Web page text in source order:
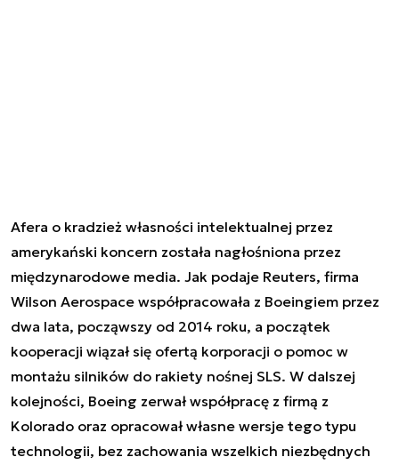
Afera o kradzież własności intelektualnej przez
amerykański koncern została nagłośniona przez
międzynarodowe media. Jak podaje Reuters, firma
Wilson Aerospace współpracowała z Boeingiem przez
dwa lata, począwszy od 2014 roku, a początek
kooperacji wiązał się ofertą korporacji o pomoc w
montażu silników do rakiety nośnej SLS. W dalszej
kolejności, Boeing zerwał współpracę z firmą z
Kolorado oraz opracował własne wersje tego typu
technologii, bez zachowania wszelkich niezbędnych